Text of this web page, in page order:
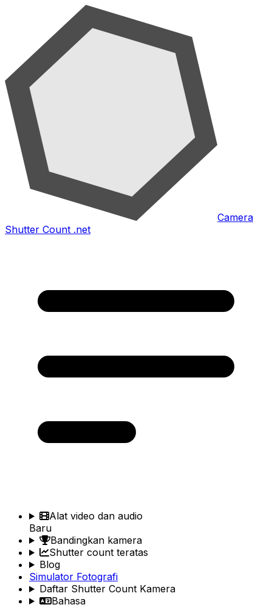
Camera
Shutter Count .net
Alat video dan audio
Baru
Bandingkan kamera
Shutter count teratas
Blog
Simulator Fotografi
Daftar Shutter Count Kamera
Bahasa